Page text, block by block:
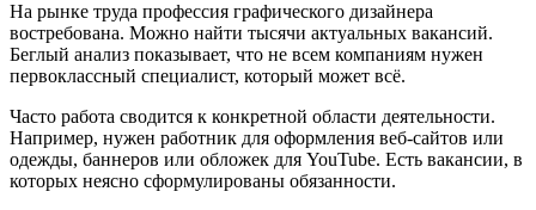
На рынке труда профессия графического дизайнера
востребована. Можно найти тысячи актуальных вакансий.
Беглый анализ показывает, что не всем компаниям нужен
первоклассный специалист, который может всё.
Часто работа сводится к конкретной области деятельности.
Например, нужен работник для оформления веб-сайтов или
одежды, баннеров или обложек для YouTube. Есть вакансии, в
которых неясно сформулированы обязанности.